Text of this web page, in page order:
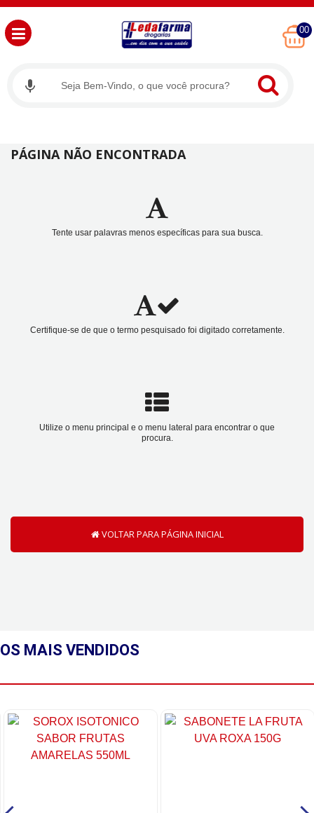
00
PÁGINA NÃO ENCONTRADA
Tente usar palavras menos específicas para sua busca.
Certifique-se de que o termo pesquisado foi digitado corretamente.
Utilize o menu principal e o menu lateral para encontrar o que
procura.
VOLTAR PARA PÁGINA INICIAL
OS MAIS VENDIDOS